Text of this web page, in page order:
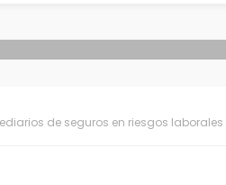
de seguros en riesgos